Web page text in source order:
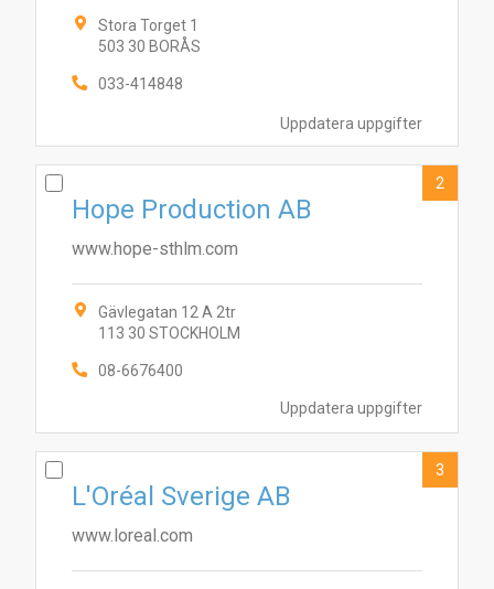
Uppdatera uppgifter
Stora Torget 1
503 30 BORÅS
033-414848
Uppdatera uppgifter
Hope Production AB
www.hope-sthlm.com
Gävlegatan 12 A 2tr
113 30 STOCKHOLM
08-6676400
2
L'Oréal Sverige AB
www.loreal.com
3